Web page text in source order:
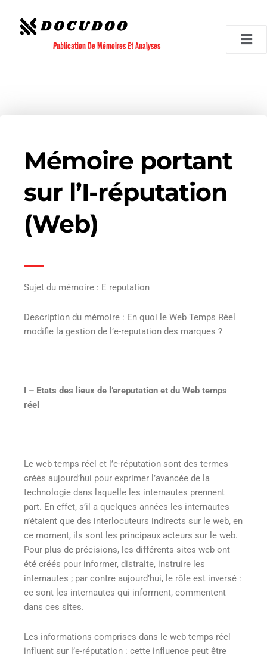
contenu
Publication De Mémoires Et Analyses
Mémoire portant
sur l’I-réputation
(Web)
Sujet du mémoire : E reputation
Description du mémoire : En quoi le Web Temps Réel
modifie la gestion de l’e-reputation des marques ?
I – Etats des lieux de l’ereputation et du Web temps
réel
Le web temps réel et l’e-réputation sont des termes
créés aujourd’hui pour exprimer l’avancée de la
technologie dans laquelle les internautes prennent
part. En effet, s’il a quelques années les internautes
n’étaient que des interlocuteurs indirects sur le web, en
ce moment, ils sont les principaux acteurs sur le web.
Pour plus de précisions, les différents sites web ont
été créés pour informer, distraite, instruire les
internautes ; par contre aujourd’hui, le rôle est inversé :
ce sont les internautes qui informent, commentent
dans ces sites.
Les informations comprises dans le web temps réel
influent sur l’e-réputation : cette influence peut être